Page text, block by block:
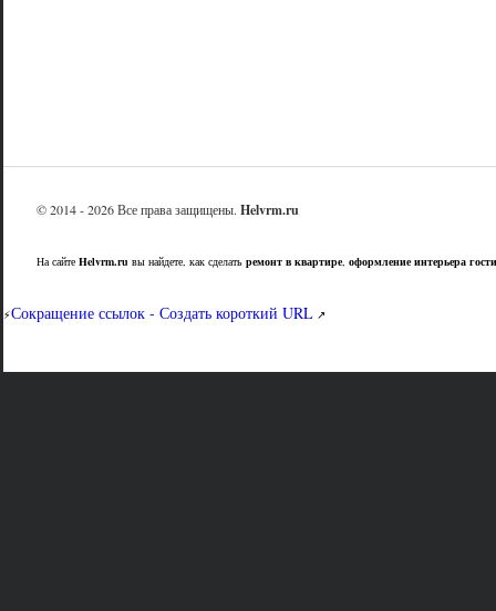
© 2014 - 2026 Все права защищены. Helvrm.ru
На сайте Helvrm.ru вы найдете, как сделать ремонт в квартире, оформление интерьера
⚡Сокращение ссылок - Создать короткий URL↗